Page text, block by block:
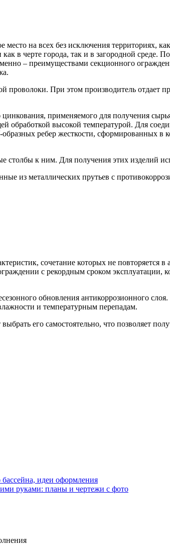
на всех без исключения территориях,
в черте города, так и в загородной среде.
– преимуществами секционного
проволоки. При этом производитель
применяемого для получения
высокой температурой. Для
ребер жесткости, сформированных
к ним. Для получения этих изделий
из металлических прутьев с
сочетание которых не повторяется
с рекордным сроком эксплуатации,
обновления антикоррозионного
и температурным перепадам.
его самостоятельно, что позволяет
бассейна, идеи оформления
руками: планы и чертежи с фото